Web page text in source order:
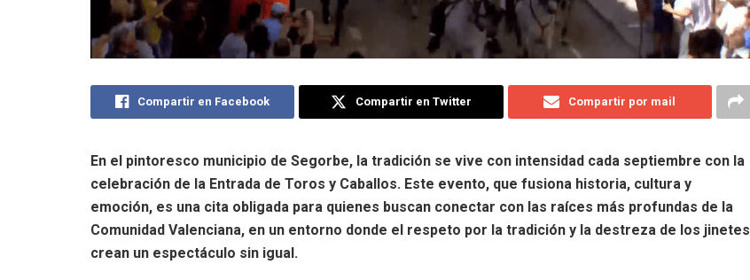
Compartir en Facebook Compartir en Twitter Compartir por mail
En el pintoresco municipio de Segorbe, la tradición se vive con intensidad cada septiembre con la
celebración de la Entrada de Toros y Caballos. Este evento, que fusiona historia, cultura y
emoción, es una cita obligada para quienes buscan conectar con las raíces más profundas de la
Comunidad Valenciana, en un entorno donde el respeto por la tradición y la destreza de los jinetes
crean un espectáculo sin igual.